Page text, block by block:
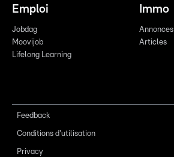
Emploi
Jobdag
Moovijob
Lifelong Learning
Immo
Annonces
Articles
Feedback
Conditions d'utilisation
Privacy